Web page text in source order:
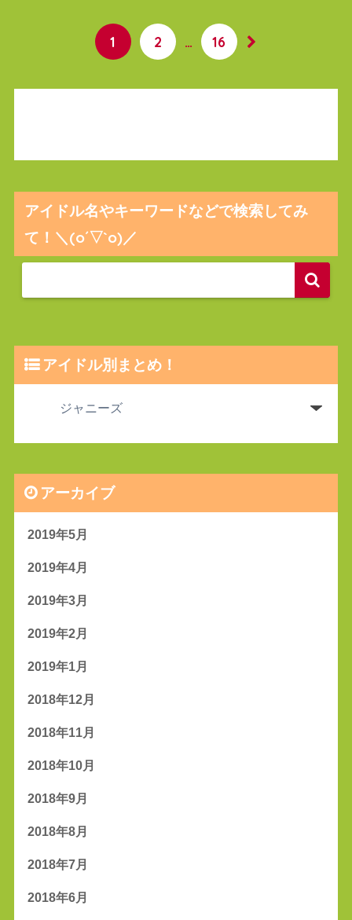
1 2 … 16
アイドル名やキーワードなどで検索してみ
て！＼(o´▽`o)／
アイドル別まとめ！
アーカイブ
2019年5月
2019年4月
2019年3月
2019年2月
2019年1月
2018年12月
2018年11月
2018年10月
2018年9月
2018年8月
2018年7月
2018年6月